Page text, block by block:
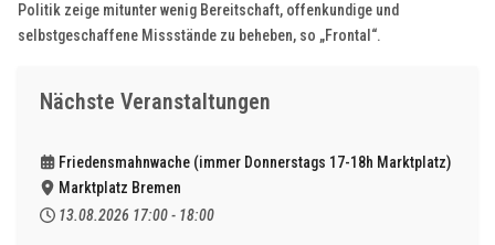
Politik zeige mitunter wenig Bereitschaft, offenkundige und
selbstgeschaffene Missstände zu beheben, so „Frontal“.
Nächste Veranstaltungen
Friedensmahnwache (immer Donnerstags 17-18h Marktplatz)
Marktplatz Bremen
13.08.2026 17:00 - 18:00